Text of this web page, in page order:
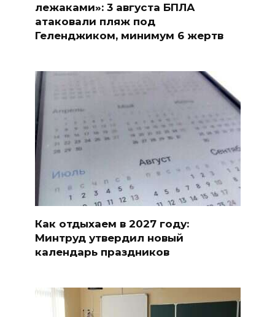
лежаками»: 3 августа БПЛА
атаковали пляж под
Геленджиком, минимум 6 жертв
Как отдыхаем в 2027 году:
Минтруд утвердил новый
календарь праздников